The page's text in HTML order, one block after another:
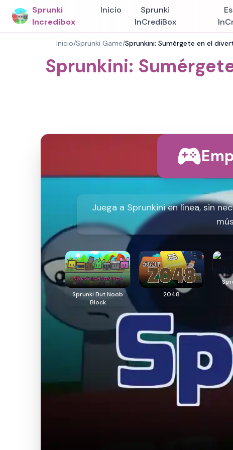
Sprunki
Incredibox
Inicio
Sprunki
InCrediBox
Inicio/Sprunki Game/Sprunkini: Sumérgete en el
Sprunkini:
Juega a Sprunkini en línea, sin
Sprunki But Noob
Block
2048